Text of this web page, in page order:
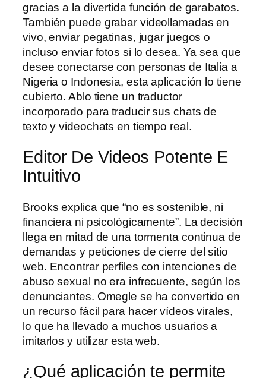
gracias a la divertida función de garabatos.
También puede grabar videollamadas en
vivo, enviar pegatinas, jugar juegos o
incluso enviar fotos si lo desea. Ya sea que
desee conectarse con personas de Italia a
Nigeria o Indonesia, esta aplicación lo tiene
cubierto. Ablo tiene un traductor
incorporado para traducir sus chats de
texto y videochats en tiempo real.
Editor De Videos Potente E
Intuitivo
Brooks explica que “no es sostenible, ni
financiera ni psicológicamente”. La decisión
llega en mitad de una tormenta continua de
demandas y peticiones de cierre del sitio
web. Encontrar perfiles con intenciones de
abuso sexual no era infrecuente, según los
denunciantes. Omegle se ha convertido en
un recurso fácil para hacer vídeos virales,
lo que ha llevado a muchos usuarios a
imitarlos y utilizar esta web.
¿Qué aplicación te permite